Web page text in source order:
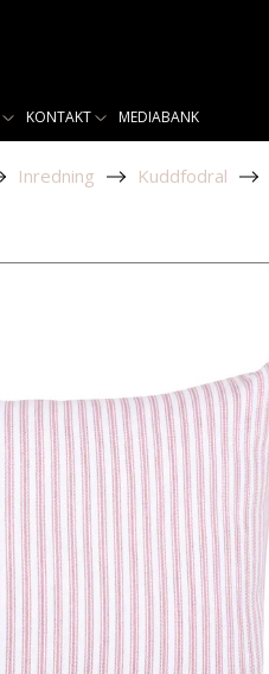
KONTAKT MEDIABANK
Inredning Kuddfodral